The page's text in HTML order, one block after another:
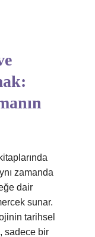
zamanda
dair
sunar.
tarihsel
sadece bir